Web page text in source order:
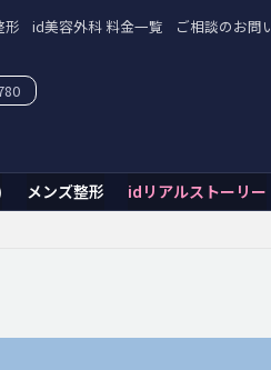
形 id美容外科 料金一覧 ご相談のお問
メンズ整形 idリアルストーリー